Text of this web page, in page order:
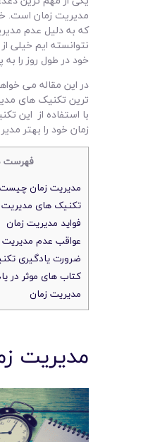
مدیریت زمان است.
که به دلیل عدم
نتوانسته ایم خیلی
خود در طول روز را به
در این مقاله می
ترین تکنیک های
با استفاده از این
زمان خود را بهتر
فهرست
مدیریت زمان
تکنیک های مدیریت
فواید مدیریت زمان
عواقب عدم مدیریت
ضرورت یادگیری
کتاب های موثر در
مدیریت زمان
مدیریت